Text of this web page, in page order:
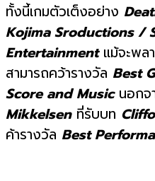
ทั้งนี้เกมตัวเต็งอย่าง
Kojima Sroductions /
Entertainmentแม้จะพล
สามารถคว้ารางวัล Best
Score and Musicนอกจ
Mikkelsenที่รับบท
ค้ารางวัล Best